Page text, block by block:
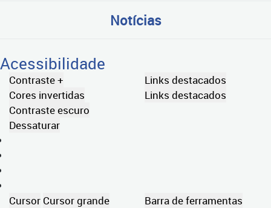
Notícias
Acessibilidade
Contraste +
Cores invertidas
Contraste escuro
Dessaturar
Links destacados
Links destacados
Cursor Cursor grande
Barra de ferramentas